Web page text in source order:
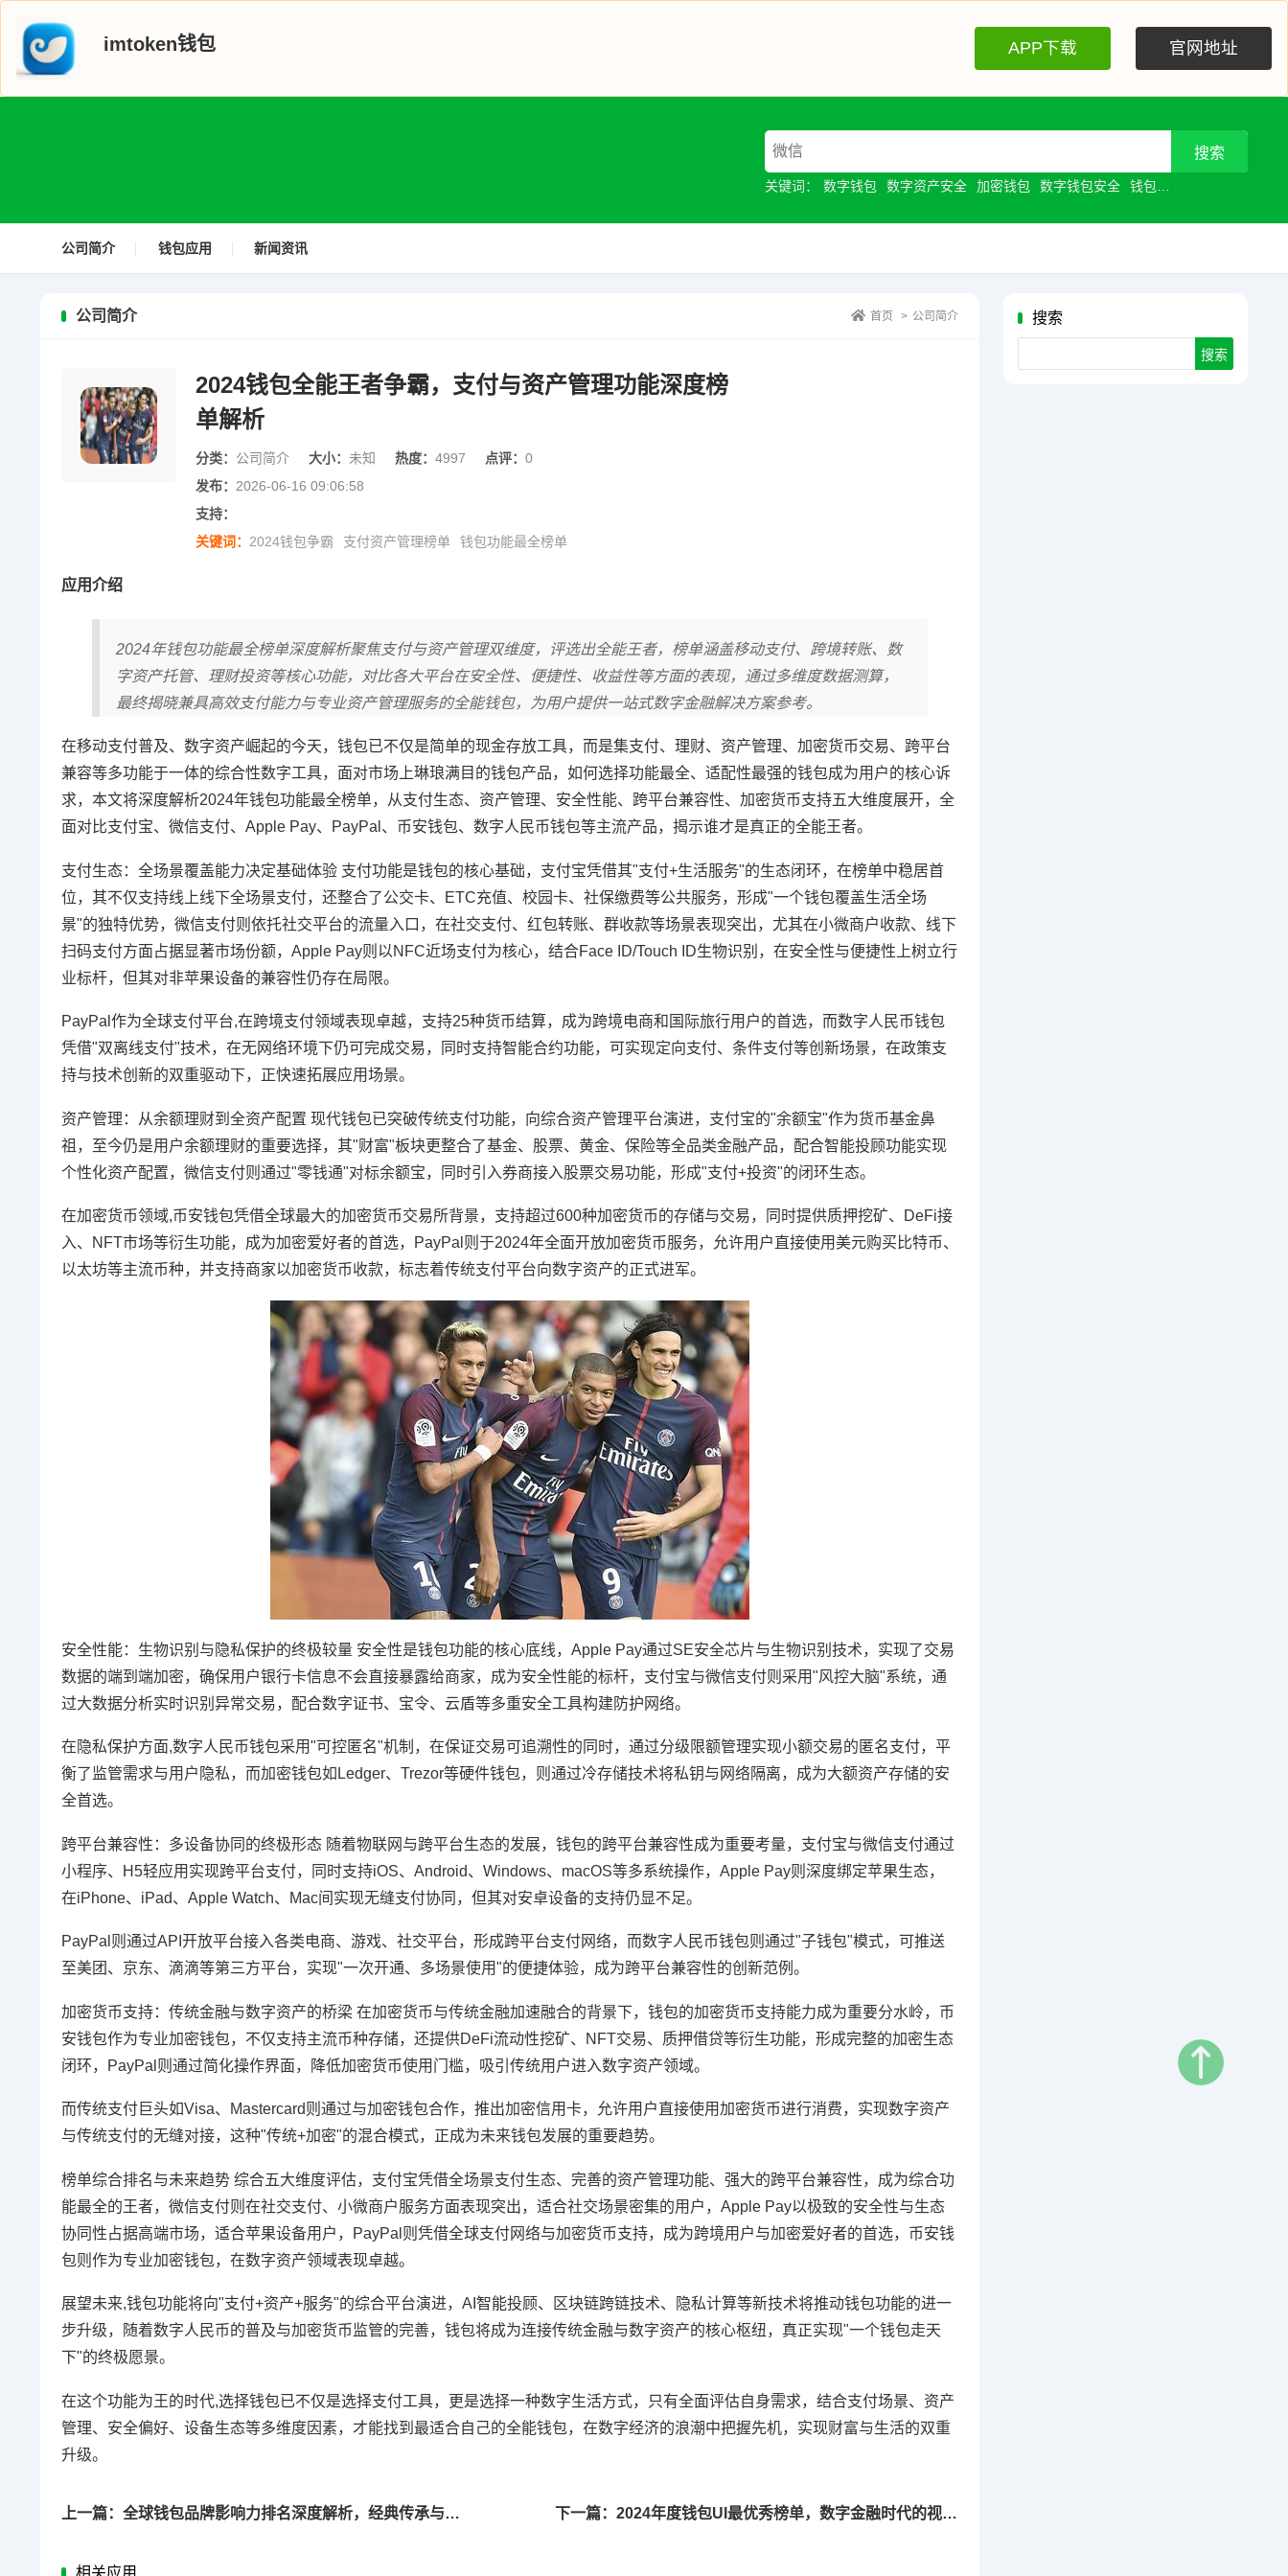
imtoken钱包 APP下载 官网地址
关键词： 数字钱包 数字资产安全 加密钱包 数字钱包安全 钱包安全
公司简介 钱包应用 新闻资讯
搜索
公司简介 首页 > 公司简介
2024钱包全能王者争霸，支付与资产管理功能深度榜
单解析
分类： 公司简介 大小： 未知 热度： 4997 点评： 0
发布： 2026-06-16 09:06:58
支持：
关键词： 2024钱包争霸 支付资产管理榜单 钱包功能最全榜单
应用介绍
2024年钱包功能最全榜单深度解析聚焦支付与资产管理双维度，评选出全能王者，榜单涵盖移动支付、跨境转账、数
字资产托管、理财投资等核心功能，对比各大平台在安全性、便捷性、收益性等方面的表现，通过多维度数据测算，
最终揭晓兼具高效支付能力与专业资产管理服务的全能钱包，为用户提供一站式数字金融解决方案参考。
在移动支付普及、数字资产崛起的今天，钱包已不仅是简单的现金存放工具，而是集支付、理财、资产管理、加密货币交易、跨平台
兼容等多功能于一体的综合性数字工具，面对市场上琳琅满目的钱包产品，如何选择功能最全、适配性最强的钱包成为用户的核心诉
求，本文将深度解析2024年钱包功能最全榜单，从支付生态、资产管理、安全性能、跨平台兼容性、加密货币支持五大维度展开，全
面对比支付宝、微信支付、Apple Pay、PayPal、币安钱包、数字人民币钱包等主流产品，揭示谁才是真正的全能王者。
支付生态：全场景覆盖能力决定基础体验 支付功能是钱包的核心基础，支付宝凭借其"支付+生活服务"的生态闭环，在榜单中稳居首
位，其不仅支持线上线下全场景支付，还整合了公交卡、ETC充值、校园卡、社保缴费等公共服务，形成"一个钱包覆盖生活全场
景"的独特优势，微信支付则依托社交平台的流量入口，在社交支付、红包转账、群收款等场景表现突出，尤其在小微商户收款、线下
扫码支付方面占据显著市场份额，Apple Pay则以NFC近场支付为核心，结合Face ID/Touch ID生物识别，在安全性与便捷性上树立行
业标杆，但其对非苹果设备的兼容性仍存在局限。
PayPal作为全球支付平台,在跨境支付领域表现卓越，支持25种货币结算，成为跨境电商和国际旅行用户的首选，而数字人民币钱包
凭借"双离线支付"技术，在无网络环境下仍可完成交易，同时支持智能合约功能，可实现定向支付、条件支付等创新场景，在政策支
持与技术创新的双重驱动下，正快速拓展应用场景。
资产管理：从余额理财到全资产配置 现代钱包已突破传统支付功能，向综合资产管理平台演进，支付宝的"余额宝"作为货币基金鼻
祖，至今仍是用户余额理财的重要选择，其"财富"板块更整合了基金、股票、黄金、保险等全品类金融产品，配合智能投顾功能实现
个性化资产配置，微信支付则通过"零钱通"对标余额宝，同时引入券商接入股票交易功能，形成"支付+投资"的闭环生态。
在加密货币领域,币安钱包凭借全球最大的加密货币交易所背景，支持超过600种加密货币的存储与交易，同时提供质押挖矿、DeFi接
入、NFT市场等衍生功能，成为加密爱好者的首选，PayPal则于2024年全面开放加密货币服务，允许用户直接使用美元购买比特币、
以太坊等主流币种，并支持商家以加密货币收款，标志着传统支付平台向数字资产的正式进军。
安全性能：生物识别与隐私保护的终极较量 安全性是钱包功能的核心底线，Apple Pay通过SE安全芯片与生物识别技术，实现了交易
数据的端到端加密，确保用户银行卡信息不会直接暴露给商家，成为安全性能的标杆，支付宝与微信支付则采用"风控大脑"系统，通
过大数据分析实时识别异常交易，配合数字证书、宝令、云盾等多重安全工具构建防护网络。
在隐私保护方面,数字人民币钱包采用"可控匿名"机制，在保证交易可追溯性的同时，通过分级限额管理实现小额交易的匿名支付，平
衡了监管需求与用户隐私，而加密钱包如Ledger、Trezor等硬件钱包，则通过冷存储技术将私钥与网络隔离，成为大额资产存储的安
全首选。
跨平台兼容性：多设备协同的终极形态 随着物联网与跨平台生态的发展，钱包的跨平台兼容性成为重要考量，支付宝与微信支付通过
小程序、H5轻应用实现跨平台支付，同时支持iOS、Android、Windows、macOS等多系统操作，Apple Pay则深度绑定苹果生态，
在iPhone、iPad、Apple Watch、Mac间实现无缝支付协同，但其对安卓设备的支持仍显不足。
PayPal则通过API开放平台接入各类电商、游戏、社交平台，形成跨平台支付网络，而数字人民币钱包则通过"子钱包"模式，可推送
至美团、京东、滴滴等第三方平台，实现"一次开通、多场景使用"的便捷体验，成为跨平台兼容性的创新范例。
加密货币支持：传统金融与数字资产的桥梁 在加密货币与传统金融加速融合的背景下，钱包的加密货币支持能力成为重要分水岭，币
安钱包作为专业加密钱包，不仅支持主流币种存储，还提供DeFi流动性挖矿、NFT交易、质押借贷等衍生功能，形成完整的加密生态
闭环，PayPal则通过简化操作界面，降低加密货币使用门槛，吸引传统用户进入数字资产领域。
而传统支付巨头如Visa、Mastercard则通过与加密钱包合作，推出加密信用卡，允许用户直接使用加密货币进行消费，实现数字资产
与传统支付的无缝对接，这种"传统+加密"的混合模式，正成为未来钱包发展的重要趋势。
榜单综合排名与未来趋势 综合五大维度评估，支付宝凭借全场景支付生态、完善的资产管理功能、强大的跨平台兼容性，成为综合功
能最全的王者，微信支付则在社交支付、小微商户服务方面表现突出，适合社交场景密集的用户，Apple Pay以极致的安全性与生态
协同性占据高端市场，适合苹果设备用户，PayPal则凭借全球支付网络与加密货币支持，成为跨境用户与加密爱好者的首选，币安钱
包则作为专业加密钱包，在数字资产领域表现卓越。
展望未来,钱包功能将向"支付+资产+服务"的综合平台演进，AI智能投顾、区块链跨链技术、隐私计算等新技术将推动钱包功能的进一
步升级，随着数字人民币的普及与加密货币监管的完善，钱包将成为连接传统金融与数字资产的核心枢纽，真正实现"一个钱包走天
下"的终极愿景。
在这个功能为王的时代,选择钱包已不仅是选择支付工具，更是选择一种数字生活方式，只有全面评估自身需求，结合支付场景、资产
管理、安全偏好、设备生态等多维度因素，才能找到最适合自己的全能钱包，在数字经济的浪潮中把握先机，实现财富与生活的双重
升级。
上一篇：全球钱包品牌影响力排名深度解析，经典传承与创新突破的消费市场洞察 下一篇：2024年度钱包UI最优秀榜单，数字金融时代的视觉盛宴与交互革命
相关应用